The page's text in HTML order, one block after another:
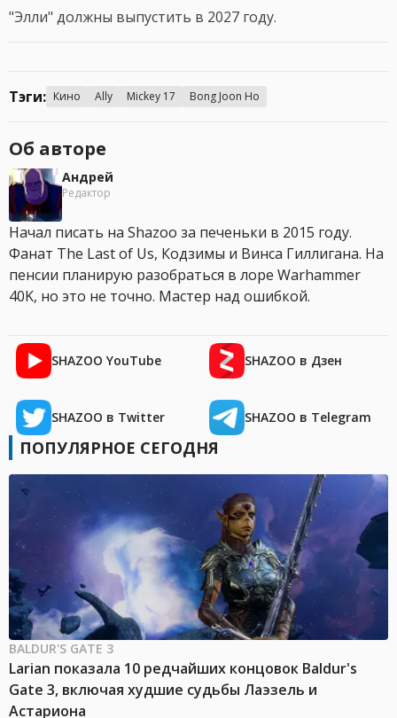
"Элли" должны выпустить в 2027 году.
Тэги: Кино Ally Mickey 17 Bong Joon Ho
Об авторе
Андрей
Редактор
Начал писать на Shazoo за печеньки в 2015 году.
Фанат The Last of Us, Кодзимы и Винса Гиллигана. На
пенсии планирую разобраться в лоре Warhammer
40K, но это не точно. Мастер над ошибкой.
SHAZOO YouTube SHAZOO в Дзен
SHAZOO в Twitter SHAZOO в Telegram
ПОПУЛЯРНОЕ СЕГОДНЯ
BALDUR'S GATE 3
Larian показала 10 редчайших концовок Baldur's
Gate 3, включая худшие судьбы Лаэзель и
Астариона